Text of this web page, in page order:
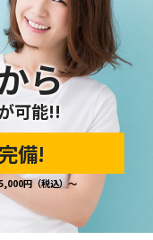
ら
可能!!
備!
円（税込）～